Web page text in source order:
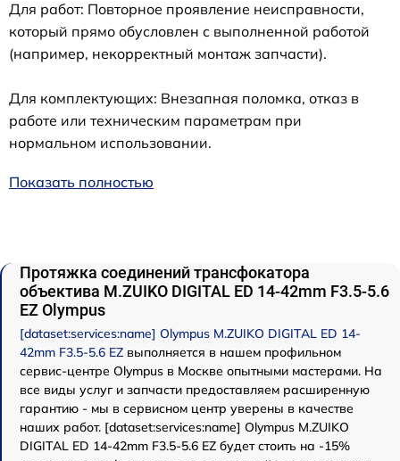
Для работ: Повторное проявление неисправности,
который прямо обусловлен с выполненной работой
(например, некорректный монтаж запчасти).
Для комплектующих: Внезапная поломка, отказ в
работе или техническим параметрам при
нормальном использовании.
Показать полностью
Протяжка соединений трансфокатора
объектива M.ZUIKO DIGITAL ED 14-42mm F3.5-5.6
EZ Olympus
[dataset:services:name] Olympus M.ZUIKO DIGITAL ED 14-
42mm F3.5-5.6 EZ выполняется в нашем профильном
сервис-центре Olympus в Москве опытными мастерами. На
все виды услуг и запчасти предоставляем расширенную
гарантию - мы в сервисном центр уверены в качестве
наших работ. [dataset:services:name] Olympus M.ZUIKO
DIGITAL ED 14-42mm F3.5-5.6 EZ будет стоить на -15%